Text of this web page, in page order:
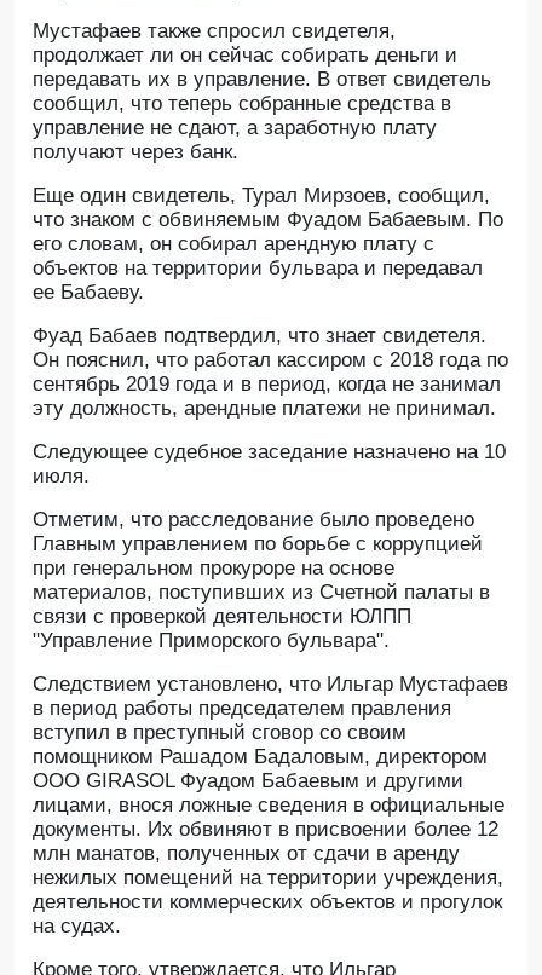
Мустафаев также спросил свидетеля,
продолжает ли он сейчас собирать деньги и
передавать их в управление. В ответ свидетель
сообщил, что теперь собранные средства в
управление не сдают, а заработную плату
получают через банк.
Еще один свидетель, Турал Мирзоев, сообщил,
что знаком с обвиняемым Фуадом Бабаевым. По
его словам, он собирал арендную плату с
объектов на территории бульвара и передавал
ее Бабаеву.
Фуад Бабаев подтвердил, что знает свидетеля.
Он пояснил, что работал кассиром с 2018 года по
сентябрь 2019 года и в период, когда не занимал
эту должность, арендные платежи не принимал.
Следующее судебное заседание назначено на 10
июля.
Отметим, что расследование было проведено
Главным управлением по борьбе с коррупцией
при генеральном прокуроре на основе
материалов, поступивших из Счетной палаты в
связи с проверкой деятельности ЮЛПП
"Управление Приморского бульвара".
Следствием установлено, что Ильгар Мустафаев
в период работы председателем правления
вступил в преступный сговор со своим
помощником Рашадом Бадаловым, директором
ООО GIRASOL Фуадом Бабаевым и другими
лицами, внося ложные сведения в официальные
документы. Их обвиняют в присвоении более 12
млн манатов, полученных от сдачи в аренду
нежилых помещений на территории учреждения,
деятельности коммерческих объектов и прогулок
на судах.
Кроме того, утверждается, что Ильгар